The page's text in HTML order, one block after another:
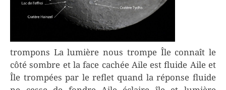
trompons La lumière nous trompe Île connaît le
côté sombre et la face cachée Aile est fluide Aile et
Île trompées par le reflet quand la réponse fluide